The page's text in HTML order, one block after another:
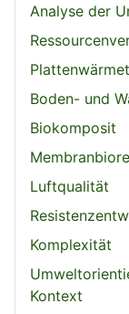
Analyse der
Boden- und
Biokomposit
Luftqualität
Komplexität
Kontext